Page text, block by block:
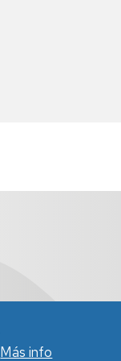
Más info